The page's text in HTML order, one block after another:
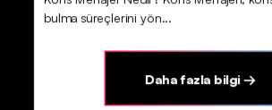
bulma süreçlerini yön...
Daha fazla bilgi →